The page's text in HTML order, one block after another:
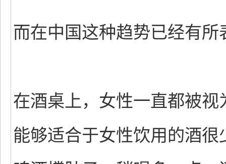
而在中国这种趋势已经有所
在酒桌上，女性一直都被
能够适合于女性饮用的酒